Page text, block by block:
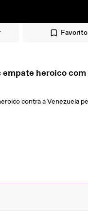
Favorito
heroico com
contra a Venezuela